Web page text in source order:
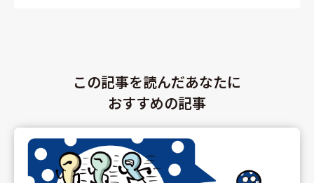
この記事を読んだあなたに
おすすめの記事